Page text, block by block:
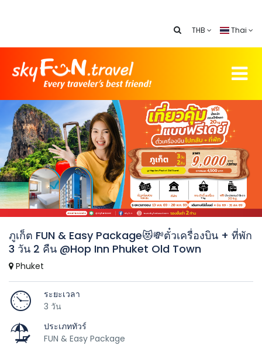
THB Thai
ภูเก็ต FUN & Easy Package😻💸ตั๋วเครื่องบิน + ที่พัก
3 วัน 2 คืน @Hop Inn Phuket Old Town
Phuket
ระยะเวลา
3 วัน
ประเภททัวร์
FUN & Easy Package